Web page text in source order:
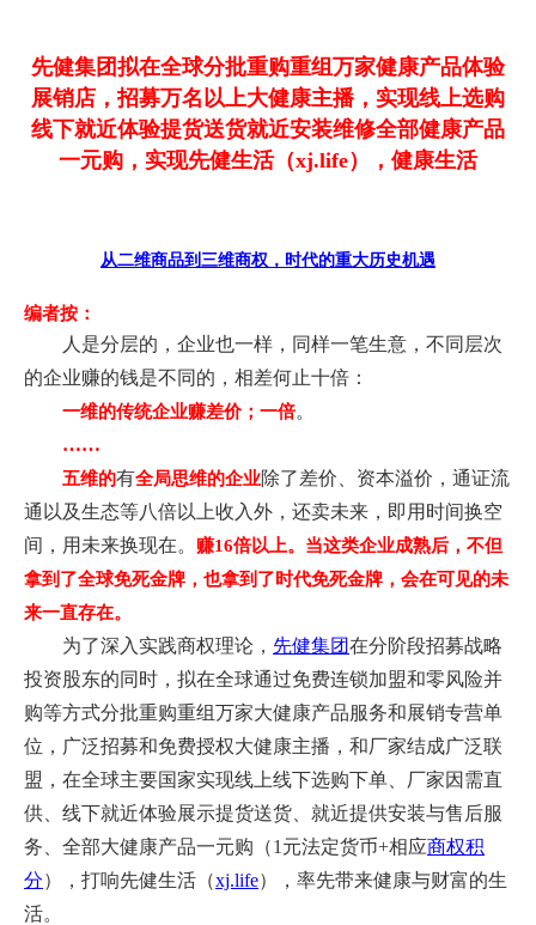
先健集团拟在全球分批重购重组万家健康产品体验
展销店，招募万名以上大健康主播，实现线上选购
线下就近体验提货送货就近安装维修全部健康产品
一元购，实现先健生活（xj.life），健康生活
从二维商品到三维商权，时代的重大历史机遇
编者按：
人是分层的， 企业也一样，同样一笔生意，不同层次
的企业赚的钱是不同的，相差何止十倍：
一维的传统企业赚差价；一倍。
……
五维的有全局思维的企业除了差价、资本溢价，通证流
通 以及生态等八倍以上收入外，还卖未来，即用时间换空
间，用未来换现在。 赚16倍以上。当这类企业成熟后，不但
拿到了全球免死金牌，也拿到了时代免死金牌，会在可见的未
来一直存在。
为了深入实践商权理论， 先健集团在分阶段招募战略
投资股东的同时， 拟在全球通过免费连锁加盟和零风险并
购等方式分批重购重组万家大健康产品服务和展销专营单
位，广泛招募和免费授权大健康主播，和厂家结成广泛联
盟，在全球主要国家实现线上线下选购下单、厂家因需直
供、线下就近体验展示提货送货 、就近提供安装与售后服
务、全部大健康产品一元购（1元法定货币+相应商权积
分），打响先健生活（xj.life），率先带来健康与财富的生
活。